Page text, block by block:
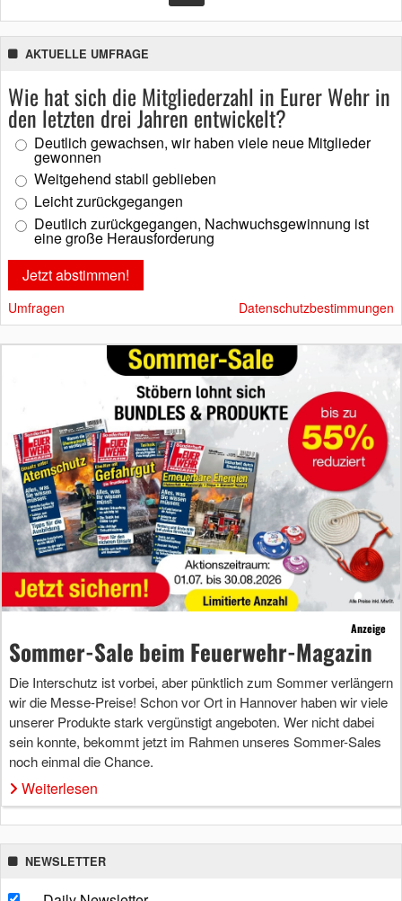
AKTUELLE UMFRAGE
Wie hat sich die Mitgliederzahl in Eurer Wehr in
den letzten drei Jahren entwickelt?
Deutlich gewachsen, wir haben viele neue Mitglieder
gewonnen
Weitgehend stabil geblieben
Leicht zurückgegangen
Deutlich zurückgegangen, Nachwuchsgewinnung ist
eine große Herausforderung
Umfragen Datenschutzbestimmungen
Anzeige
Sommer-Sale beim Feuerwehr-Magazin
Die Interschutz ist vorbei, aber pünktlich zum Sommer verlängern
wir die Messe-Preise! Schon vor Ort in Hannover haben wir viele
unserer Produkte stark vergünstigt angeboten. Wer nicht dabei
sein konnte, bekommt jetzt im Rahmen unseres Sommer-Sales
noch einmal die Chance.
Weiterlesen
NEWSLETTER